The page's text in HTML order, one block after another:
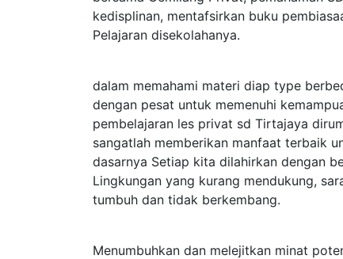
kedisplinan, mentafsirkan buku
Pelajaran disekolahanya.
dalam memahami materi diap type
dengan pesat untuk memenuhi
pembelajaran les privat sd Tirtajaya
sangatlah memberikan manfaat terbaik
dasarnya Setiap kita dilahirkan dengan
Lingkungan yang kurang mendukung,
tumbuh dan tidak berkembang.
Menumbuhkan dan melejitkan minat